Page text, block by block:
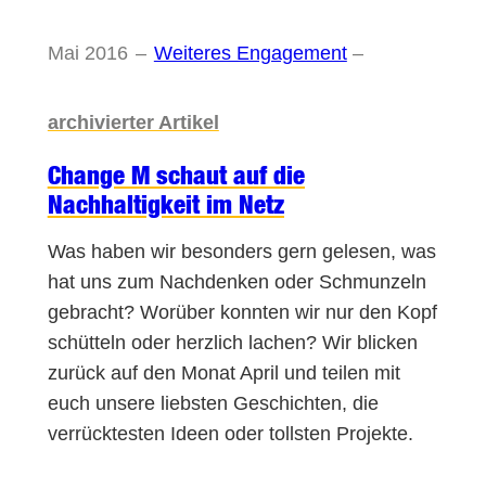
Mai 2016 – Weiteres Engagement–
archivierter Artikel
Change M schaut auf die
Nachhaltigkeit im Netz
Was haben wir besonders gern gelesen, was
hat uns zum Nachdenken oder Schmunzeln
gebracht? Worüber konnten wir nur den Kopf
schütteln oder herzlich lachen? Wir blicken
zurück auf den Monat April und teilen mit
euch unsere liebsten Geschichten, die
verrücktesten Ideen oder tollsten Projekte.